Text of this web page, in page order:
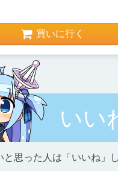
買いに行く
いい
と思った人は「いいね」